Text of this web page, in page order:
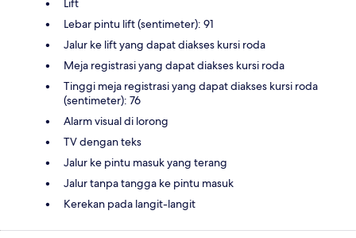
Lift
Lebar pintu lift (sentimeter): 91
Jalur ke lift yang dapat diakses kursi roda
Meja registrasi yang dapat diakses kursi roda
Tinggi meja registrasi yang dapat diakses kursi roda
(sentimeter): 76
Alarm visual di lorong
TV dengan teks
Jalur ke pintu masuk yang terang
Jalur tanpa tangga ke pintu masuk
Kerekan pada langit-langit